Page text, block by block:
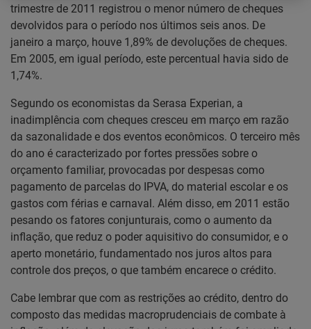
trimestre de 2011 registrou o menor número de cheques
devolvidos para o período nos últimos seis anos. De
janeiro a março, houve 1,89% de devoluções de cheques.
Em 2005, em igual período, este percentual havia sido de
1,74%.
Segundo os economistas da Serasa Experian, a
inadimplência com cheques cresceu em março em razão
da sazonalidade e dos eventos econômicos. O terceiro mês
do ano é caracterizado por fortes pressões sobre o
orçamento familiar, provocadas por despesas como
pagamento de parcelas do IPVA, do material escolar e os
gastos com férias e carnaval. Além disso, em 2011 estão
pesando os fatores conjunturais, como o aumento da
inflação, que reduz o poder aquisitivo do consumidor, e o
aperto monetário, fundamentado nos juros altos para
controle dos preços, o que também encarece o crédito.
Cabe lembrar que com as restrições ao crédito, dentro do
composto das medidas macroprudenciais de combate à